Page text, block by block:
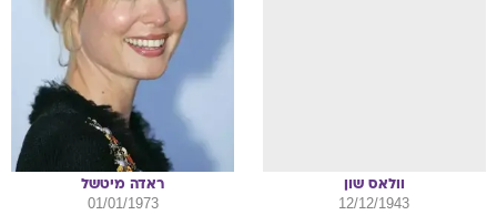
וולאס שון
12/12/1943
ראדה מיטשל
01/01/1973